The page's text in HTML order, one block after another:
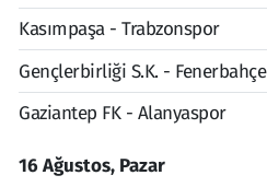
Kasımpaşa - Trabzonspor
Gençlerbirliği S.K. - Fenerbahçe
Gaziantep FK - Alanyaspor
16 Ağustos, Pazar